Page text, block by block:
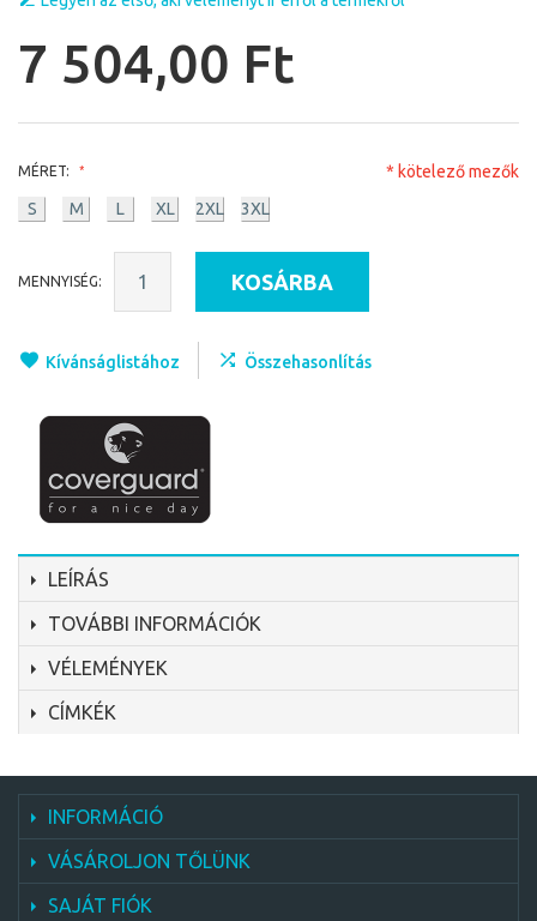
7 504,00 Ft
MÉRET:
S M L XL 2XL 3XL
* kötelező mezők
MENNYISÉG: KOSÁRBA
Kívánságlistához Összehasonlítás
LEÍRÁS
TOVÁBBI INFORMÁCIÓK
VÉLEMÉNYEK
CÍMKÉK
INFORMÁCIÓ
VÁSÁROLJON TŐLÜNK
SAJÁT FIÓK